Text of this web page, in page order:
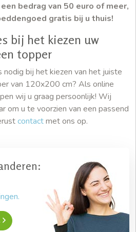
bedrag van 50 euro of meer,
gratis bij u thuis!
bij het kiezen uw
topper
nodig bij het kiezen van het juiste
van 120x200 cm? Als online
wij u graag persoonlijk! Wij
om u te voorzien van een passend
contactmet ons op.